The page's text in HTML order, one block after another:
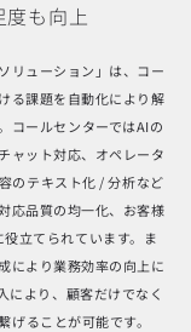
度も向上
リューション」は、コー
る課題を自動化により解
コールセンターではAIの
ャット対応、オペレータ
のテキスト化 / 分析など
応品質の均一化、お客様
立てられています。ま
により業務効率の向上に
により、顧客だけでなく
げることが可能です。